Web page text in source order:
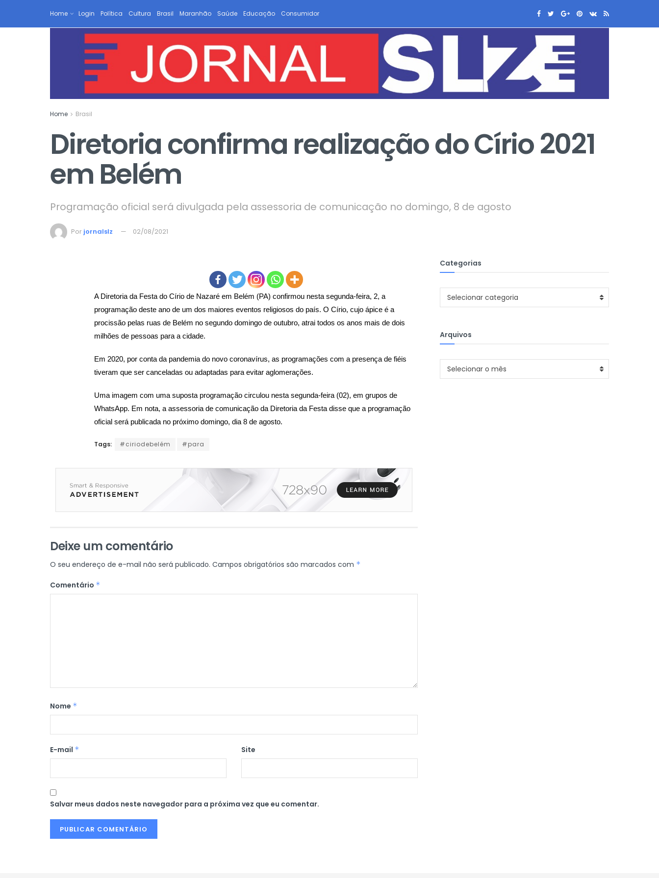
Home Login Política Cultura Brasil Maranhão Saúde Educação Consumidor
Home Brasil
Diretoria confirma realização do Círio 2021
em Belém
Programação oficial será divulgada pela assessoria de comunicação no domingo, 8 de agosto
Por jornalslz 02/08/2021
A Diretoria da Festa do Círio de Nazaré em Belém (PA) confirmou nesta segunda-feira, 2, a
programação deste ano de um dos maiores eventos religiosos do país. O Círio, cujo ápice é a
procissão pelas ruas de Belém no segundo domingo de outubro, atrai todos os anos mais de dois
milhões de pessoas para a cidade.
Em 2020, por conta da pandemia do novo coronavírus, as programações com a presença de fiéis
tiveram que ser canceladas ou adaptadas para evitar aglomerações.
Uma imagem com uma suposta programação circulou nesta segunda-feira (02), em grupos de
WhatsApp. Em nota, a assessoria de comunicação da Diretoria da Festa disse que a programação
oficial será publicada no próximo domingo, dia 8 de agosto.
Tags: #ciriodebelém #para
Deixe um comentário
O seu endereço de e-mail não será publicado. Campos obrigatórios são marcados com *
Comentário *
Nome *
E-mail * Site
Salvar meus dados neste navegador para a próxima vez que eu comentar.
Categorias
Categorias
Selecionar categoria
Arquivos
Arquivos
Selecionar o mês